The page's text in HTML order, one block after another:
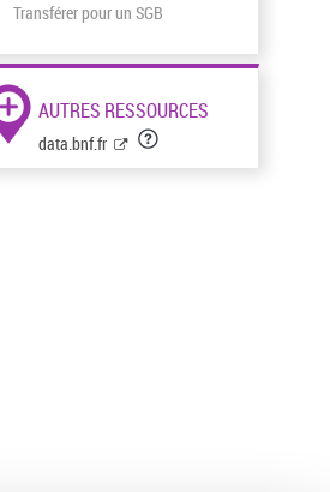
Transférer pour un SGB
AUTRES RESSOURCES
data.bnf.fr